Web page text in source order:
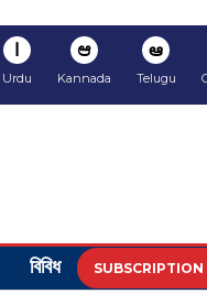
ا
Urdu
ಆ
Kannada
ఆ
Telugu
বিবিধ